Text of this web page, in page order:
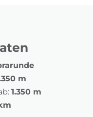
m
1.350 m